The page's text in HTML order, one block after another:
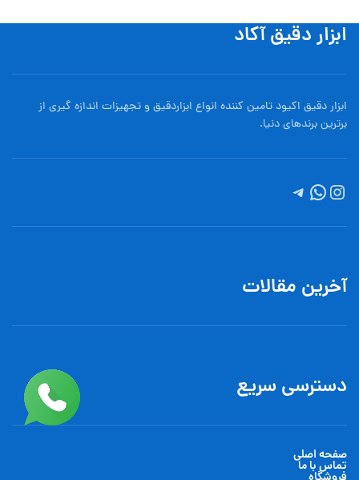
ابزار دقیق آکاد
ابزار دقیق اکیود تامین کننده انواع ابزاردقيق و تجهيزات اندازه گیری از
برترین برندهای دنیا.
آخرین مقالات
دسترسی سریع
صفحه اصلی
تماس با ما